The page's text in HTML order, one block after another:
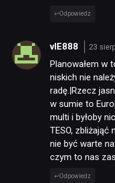
Odpowiedz
vIE888 23
Planowałem w
niskich nie
radę.|Rzecz
w sumie to
multi i byłoby
TESO, zbliżająć
nie być warte
czym to nas
Odpowiedz